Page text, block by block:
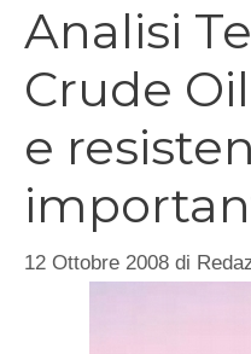
Analisi
Crude
e
12 Ottobre 2008 di